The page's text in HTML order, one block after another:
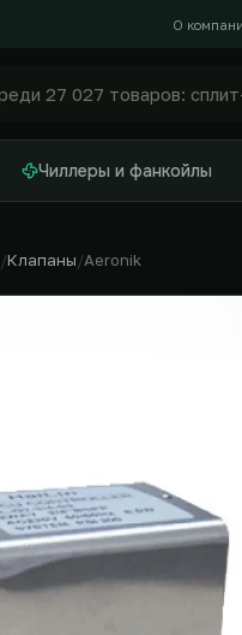
О
Чиллеры и фанкойлы
Клапаны Aeronik